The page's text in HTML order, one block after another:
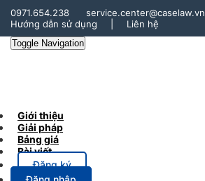
0971.654.238
service.center@caselaw.vn
Hướng dẫn sử dụng
Liên hệ
Toggle Navigation
Giới thiệu
Giải pháp
Bảng giá
Bài viết
Đăng ký